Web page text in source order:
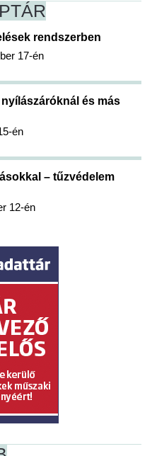
rendszerben
17-én
és más
én
– tűzvédelem
12-én